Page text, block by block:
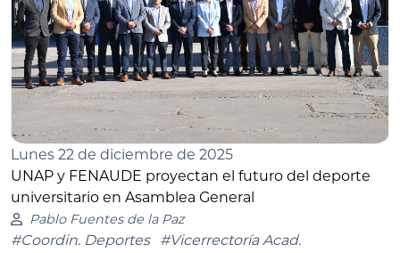
Lunes 22 de diciembre de 2025
UNAP y FENAUDE proyectan el futuro del deporte
universitario en Asamblea General
Pablo Fuentes de la Paz
#Coordin. Deportes #Vicerrectoría Acad.